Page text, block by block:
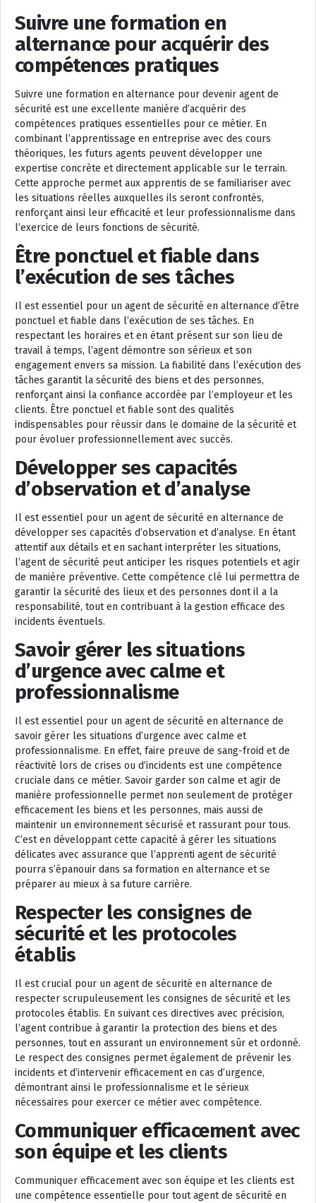
Suivre une formation en
alternance pour acquérir des
compétences pratiques
Suivre une formation en alternance pour devenir agent de
sécurité est une excellente manière d’acquérir des
compétences pratiques essentielles pour ce métier. En
combinant l’apprentissage en entreprise avec des cours
théoriques, les futurs agents peuvent développer une
expertise concrète et directement applicable sur le terrain.
Cette approche permet aux apprentis de se familiariser avec
les situations réelles auxquelles ils seront confrontés,
renforçant ainsi leur efficacité et leur professionnalisme dans
l’exercice de leurs fonctions de sécurité.
Être ponctuel et fiable dans
l’exécution de ses tâches
Il est essentiel pour un agent de sécurité en alternance d’être
ponctuel et fiable dans l’exécution de ses tâches. En
respectant les horaires et en étant présent sur son lieu de
travail à temps, l’agent démontre son sérieux et son
engagement envers sa mission. La fiabilité dans l’exécution des
tâches garantit la sécurité des biens et des personnes,
renforçant ainsi la confiance accordée par l’employeur et les
clients. Être ponctuel et fiable sont des qualités
indispensables pour réussir dans le domaine de la sécurité et
pour évoluer professionnellement avec succès.
Développer ses capacités
d’observation et d’analyse
Il est essentiel pour un agent de sécurité en alternance de
développer ses capacités d’observation et d’analyse. En étant
attentif aux détails et en sachant interpréter les situations,
l’agent de sécurité peut anticiper les risques potentiels et agir
de manière préventive. Cette compétence clé lui permettra de
garantir la sécurité des lieux et des personnes dont il a la
responsabilité, tout en contribuant à la gestion efficace des
incidents éventuels.
Savoir gérer les situations
d’urgence avec calme et
professionnalisme
Il est essentiel pour un agent de sécurité en alternance de
savoir gérer les situations d’urgence avec calme et
professionnalisme. En effet, faire preuve de sang-froid et de
réactivité lors de crises ou d’incidents est une compétence
cruciale dans ce métier. Savoir garder son calme et agir de
manière professionnelle permet non seulement de protéger
efficacement les biens et les personnes, mais aussi de
maintenir un environnement sécurisé et rassurant pour tous.
C’est en développant cette capacité à gérer les situations
délicates avec assurance que l’apprenti agent de sécurité
pourra s’épanouir dans sa formation en alternance et se
préparer au mieux à sa future carrière.
Respecter les consignes de
sécurité et les protocoles
établis
Il est crucial pour un agent de sécurité en alternance de
respecter scrupuleusement les consignes de sécurité et les
protocoles établis. En suivant ces directives avec précision,
l’agent contribue à garantir la protection des biens et des
personnes, tout en assurant un environnement sûr et ordonné.
Le respect des consignes permet également de prévenir les
incidents et d’intervenir efficacement en cas d’urgence,
démontrant ainsi le professionnalisme et le sérieux
nécessaires pour exercer ce métier avec compétence.
Communiquer efficacement avec
son équipe et les clients
Communiquer efficacement avec son équipe et les clients est
une compétence essentielle pour tout agent de sécurité en